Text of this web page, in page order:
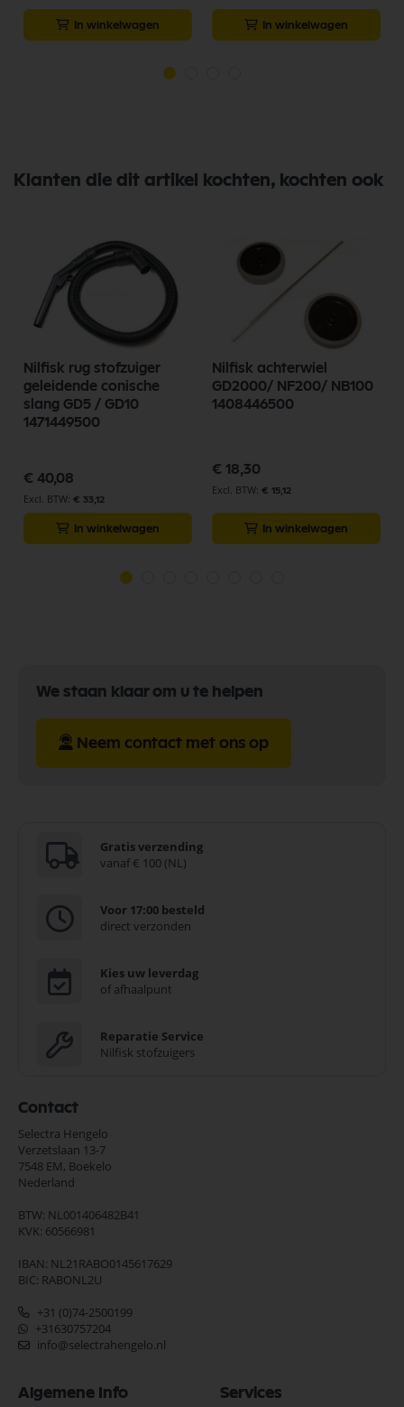
In winkelwagen In winkelwagen
Klanten die dit artikel kochten, kochten ook
Nilfisk rug stofzuiger
geleidende conische
slang GD5 / GD10
1471449500
€ 40,08
€ 33,12
In winkelwagen
Nilfisk achterwiel
GD2000/ NF200/ NB100
1408446500
€ 18,30
€ 15,12
In winkelwagen
We staan klaar om u te helpen
Neem contact met ons op
Gratis verzending
vanaf € 100 (NL)
Voor 17:00 besteld
direct verzonden
Kies uw leverdag
of afhaalpunt
Reparatie Service
Nilfisk stofzuigers
Contact
Selectra Hengelo
Verzetslaan 13-7
7548 EM, Boekelo
Nederland
BTW: NL001406482B41
KVK: 60566981
IBAN: NL21RABO0145617629
BIC: RABONL2U
+31 (0)74-2500199
+31630757204
info@selectrahengelo.nl
Algemene Info Services